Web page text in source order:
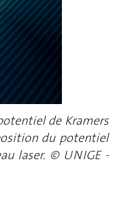
de Kramers
du potentiel
laser. © UNIGE -